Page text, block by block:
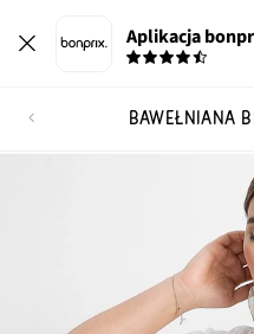
Aplikacja
BAWEŁNIANA